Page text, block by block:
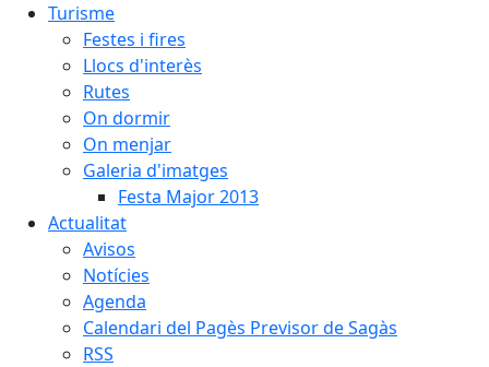
Turisme
Festes i fires
Llocs d'interès
Rutes
On dormir
On menjar
Galeria d'imatges
Festa Major 2013
Actualitat
Avisos
Notícies
Agenda
Calendari del Pagès Previsor de Sagàs
RSS